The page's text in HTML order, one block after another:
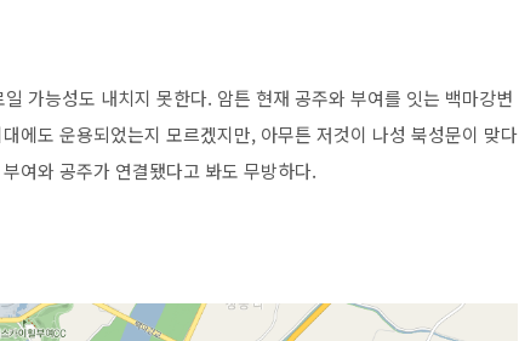
가능성도 내치지 못한다. 암튼 현재 공주와 부여를 잇는 백마강변
에도 운용되었는지 모르겠지만, 아무튼 저것이 나성 북성문이 맞다
여와 공주가 연결됐다고 봐도 무방하다.